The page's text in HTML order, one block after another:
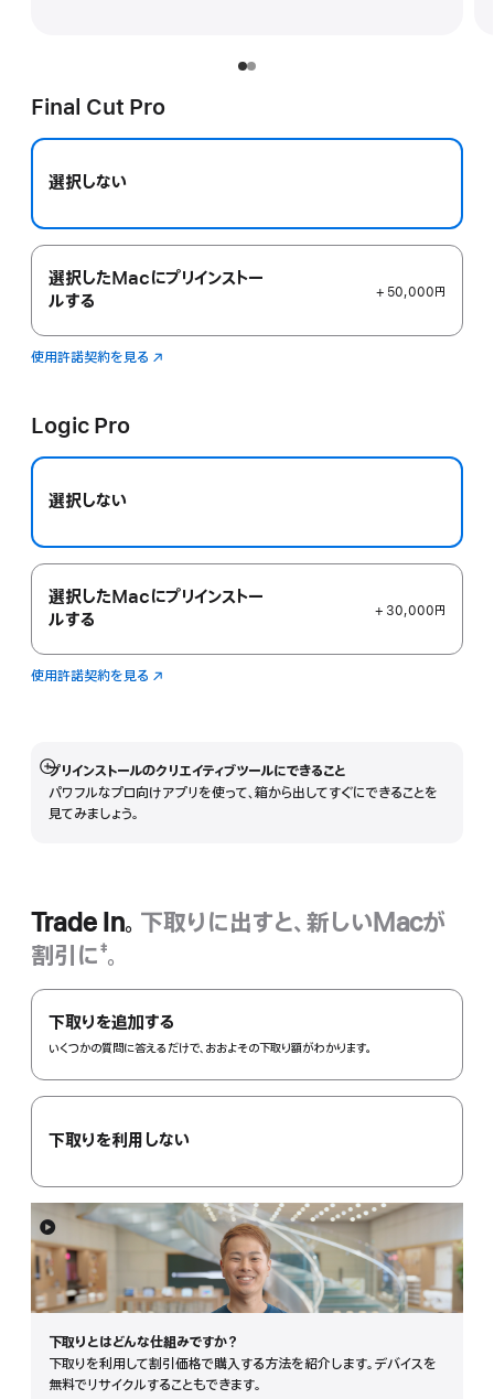
Final Cut Pro
選択しない
選択したMacにプリインストー
ルする
+ 50,000円
使用許諾契約を見る Final
（新
ド
き
ま
す）
Logic Pro
選択しない
選択したMacにプリインストー
ルする
+ 30,000円
使用許諾契約を見る Logic
（新
ン
ド
ウ
プリインストールのクリエイティブツールにできること
パワフルなプロ向けアプリを使って、箱から出してすぐにできることを
見てみましょう。
詳
細
を
Trade In。 下取りに出すと、新しいMacが
割引に
注
‡。
Trade
In。
下取りを追加する
いくつかの質問に答えるだけで、おおよその下取り額がわかります。
下取りを利用しない
下取りとはどんな仕組みで⁠すか？
下取りを利用して割引価格で購入する方法を紹介します。デバイスを
無料でリサイクルすることもできます。
詳
細
を
表
示